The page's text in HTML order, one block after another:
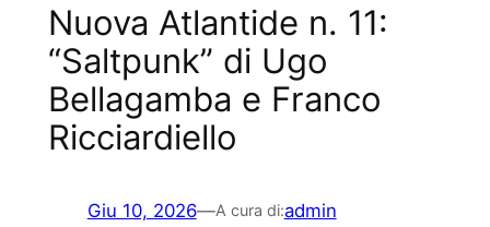
Nuova Atlantide n. 11:
“Saltpunk” di Ugo
Bellagamba e Franco
Ricciardiello
Giu 10, 2026—A cura di:admin